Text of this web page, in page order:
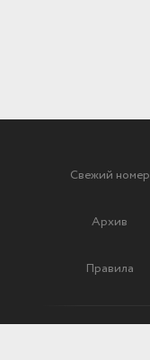
Свежий номер
Архив
Правила